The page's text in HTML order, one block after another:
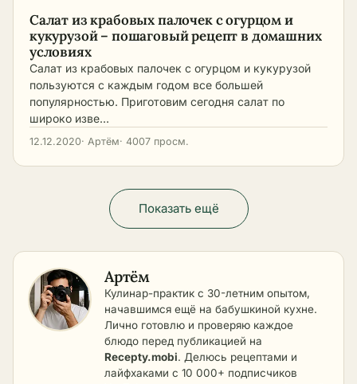
Салат из крабовых палочек с огурцом и
кукурузой – пошаговый рецепт в домашних
условиях
Салат из крабовых палочек с огурцом и кукурузой
пользуются с каждым годом все большей
популярностью. Приготовим сегодня салат по
широко изве…
12.12.2020· Артём· 4007 просм.
Показать ещё
Артём
Кулинар-практик с 30-летним опытом,
начавшимся ещё на бабушкиной кухне.
Лично готовлю и проверяю каждое
блюдо перед публикацией на
Recepty.mobi. Делюсь рецептами и
лайфхаками с 10 000+ подписчиков